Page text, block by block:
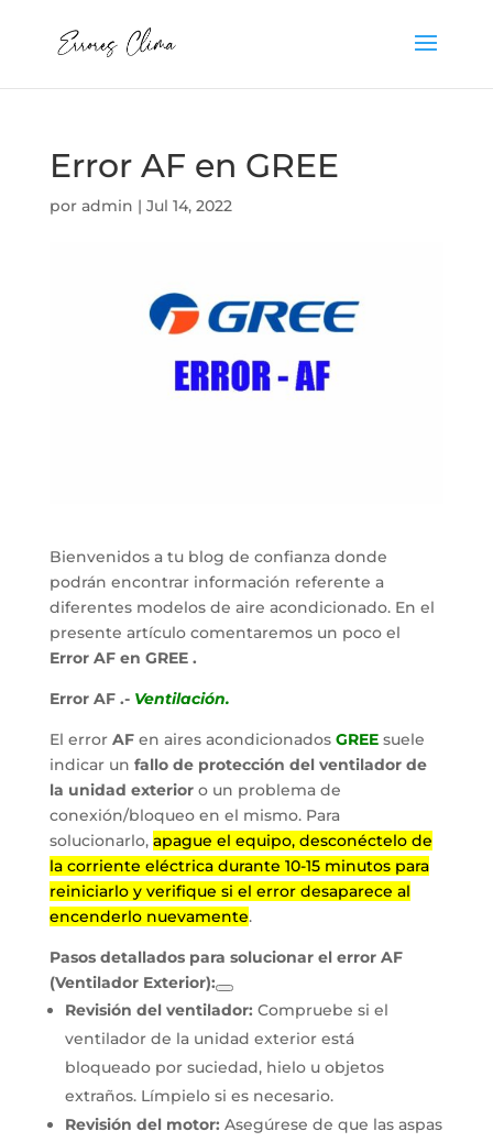
Error AF en GREE
por admin | Jul 14, 2022
Bienvenidos a tu blog de confianza donde
podrán encontrar información referente a
diferentes modelos de aire acondicionado. En el
presente artículo comentaremos un poco el
Error AF en GREE .
Error AF .-Ventilación.
El error AFen aires acondicionados GREEsuele
indicar un fallo de protección del ventilador de
la unidad exterioro un problema de
conexión/bloqueo en el mismo. Para
solucionarlo, apague el equipo, desconéctelo de
la corriente eléctrica durante 10-15 minutos para
reiniciarlo y verifique si el error desaparece al
encenderlo nuevamente.
Pasos detallados para solucionar el error AF
(Ventilador Exterior):
Revisión del ventilador: Compruebe si el
ventilador de la unidad exterior está
bloqueado por suciedad, hielo u objetos
extraños. Límpielo si es necesario.
Revisión del motor: Asegúrese de que las aspas